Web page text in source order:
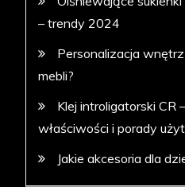
– trendy 2024
Personalizacja wnętrz
mebli?
Klej introligatorski CR
właściwości i porady
Jakie akcesoria dla